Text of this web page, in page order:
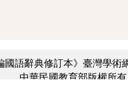
國語辭典修訂本》臺灣學術
中華民國教育部版權所有